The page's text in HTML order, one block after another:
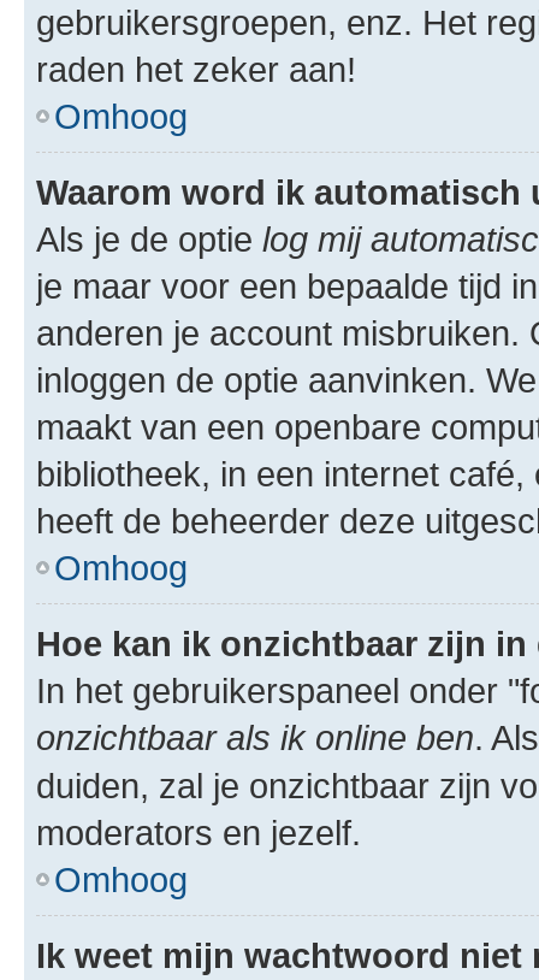
gebruikersgroepen, enz. Het
raden het zeker aan!
Omhoog
Waarom word ik automatisch
Als je de optie log mij
je maar voor een bepaalde tijd
anderen je account misbruiken.
inloggen de optie aanvinken.
maakt van een openbare
bibliotheek, in een internet
heeft de beheerder deze
Omhoog
Hoe kan ik onzichtbaar zijn
In het gebruikerspaneel onder
onzichtbaar als ik online ben.
duiden, zal je onzichtbaar zijn
moderators en jezelf.
Omhoog
Ik weet mijn wachtwoord niet